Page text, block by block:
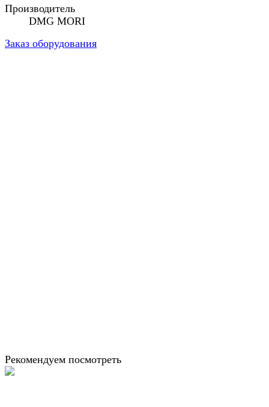
Производитель
DMG MORI
Заказ оборудования
Рекомендуем посмотреть